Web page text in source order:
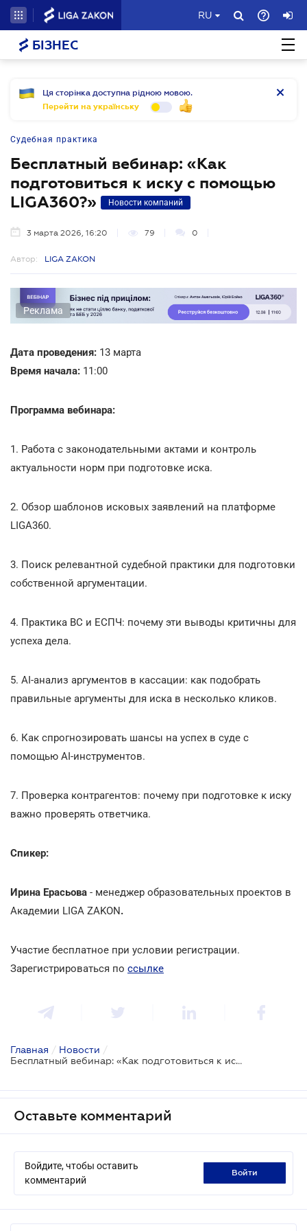
RU
БІЗНЕС
Ця сторінка доступна рідною мовою.
Перейти на українську
Судебная практика
Бесплатный вебинар: «Как
подготовиться к иску с помощью
LIGA360?»
Новости компаний
3 марта 2026, 16:20 79 0
Автор: LIGA ZAKON
Реклама
Дата проведения: 13 марта
Время начала: 11:00
Программа вебинара:
1. Работа с законодательными актами и контроль
актуальности норм при подготовке иска.
2. Обзор шаблонов исковых заявлений на платформе
LIGA360.
3. Поиск релевантной судебной практики для подготовки
собственной аргументации.
4. Практика ВС и ЕСПЧ: почему эти выводы критичны для
успеха дела.
5. AI-анализ аргументов в кассации: как подобрать
правильные аргументы для иска в несколько кликов.
6. Как спрогнозировать шансы на успех в суде с
помощью AI-инструментов.
7. Проверка контрагентов: почему при подготовке к иску
важно проверять ответчика.
Спикер:
Ирина Ерасьова - менеджер образовательных проектов в
Академии LIGA ZAKON.
Участие бесплатное при условии регистрации.
Зарегистрироваться по ссылке
Главная / Новости /
Бесплатный вебинар: «Как подготовиться к иску с помощью LIGA360?»
Оставьте комментарий
Войдите, чтобы оставить
комментарий
войти